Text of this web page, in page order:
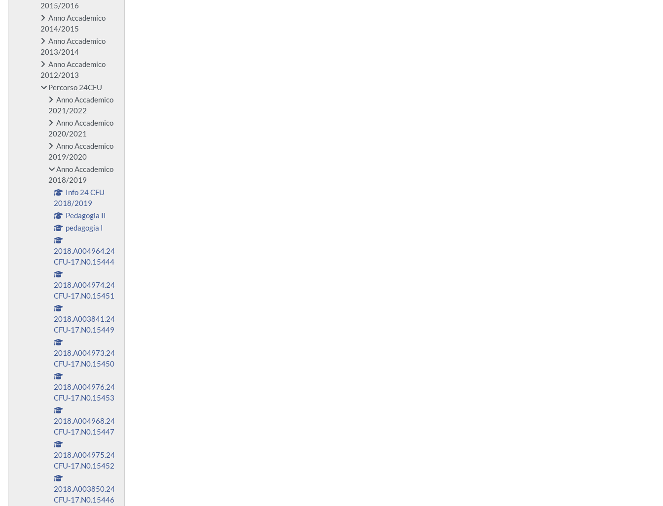
2015/2016
Anno Accademico
2014/2015
Anno Accademico
2013/2014
Anno Accademico
2012/2013
Percorso 24CFU
Anno Accademico
2021/2022
Anno Accademico
2020/2021
Anno Accademico
2019/2020
Anno Accademico
2018/2019
Info 24 CFU
2018/2019
Pedagogia II
pedagogia I
2018.A004964.24
CFU-17.N0.15444
2018.A004974.24
CFU-17.N0.15451
2018.A003841.24
CFU-17.N0.15449
2018.A004973.24
CFU-17.N0.15450
2018.A004976.24
CFU-17.N0.15453
2018.A004968.24
CFU-17.N0.15447
2018.A004975.24
CFU-17.N0.15452
2018.A003850.24
CFU-17.N0.15446